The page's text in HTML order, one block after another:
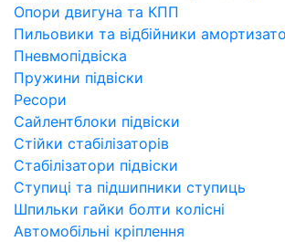
Опори двигуна та КПП
Пильовики та відбійники
Пневмопідвіска
Пружини підвіски
Ресори
Сайлентблоки підвіски
Стійки стабілізаторів
Стабілізатори підвіски
Ступиці та підшипники ступиць
Шпильки гайки болти колісні
Автомобільні кріплення